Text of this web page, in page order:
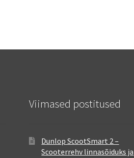
Viimased postitused
Dunlop ScootSmart 2 –
Scooterrehv linnasõiduks ja